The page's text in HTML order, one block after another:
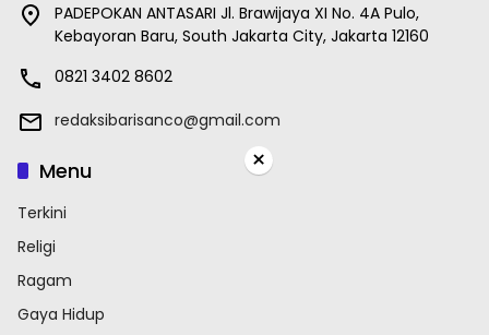
PADEPOKAN ANTASARI Jl. Brawijaya XI No. 4A Pulo,
Kebayoran Baru, South Jakarta City, Jakarta 12160
0821 3402 8602
redaksibarisanco@gmail.com
Menu
Terkini
Religi
Ragam
Gaya Hidup
×